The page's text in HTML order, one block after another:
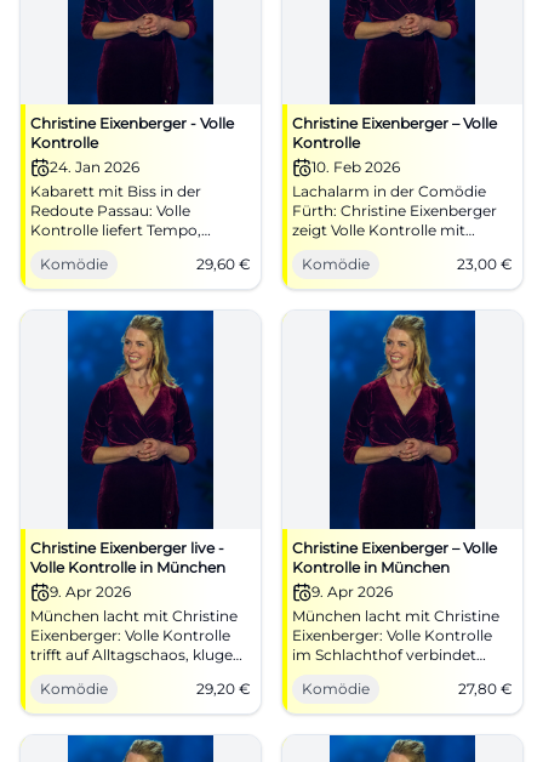
Christine Eixenberger - Volle
Kontrolle
24. Jan 2026
Kabarett mit Biss in der
Redoute Passau: Volle
Kontrolle liefert Tempo,
Timing und Tiefgang. Am
24.01.2026, 20:00 Uhr, ab
29,60 €. Lachen, Nachdenken,
Mitreden – sichere dir jetzt
dein Ticket! #Passau
Komödie 29,60 €
Christine Eixenberger – Volle
Kontrolle
10. Feb 2026
Lachalarm in der Comödie
Fürth: Christine Eixenberger
zeigt Volle Kontrolle mit
klugen Pointen und starkem
Timing. 10.02.2026, 19:30 Uhr,
Tickets ab 23 €. Sicher dir dein
Lach-Erlebnis live. #Kabarett
Komödie 23,00 €
Christine Eixenberger live -
Volle Kontrolle in München
9. Apr 2026
München lacht mit Christine
Eixenberger: Volle Kontrolle
trifft auf Alltagschaos, kluge
Pointen und starke
Bühnenpräsenz. 09.04.2026,
ab 29,20 €. #Kabarett
#München
Komödie 29,20 €
Christine Eixenberger – Volle
Kontrolle in München
9. Apr 2026
München lacht mit Christine
Eixenberger: Volle Kontrolle
im Schlachthof verbindet
Alltagswahnsinn, scharfen
Witz und starke
Bühnenpräsenz. 09.04.2026,
20:00 Uhr, ab 27,80 €.
#Kabarett #München
Komödie 27,80 €